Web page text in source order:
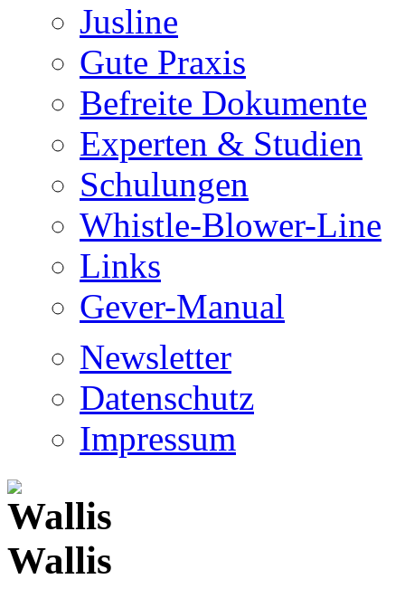
Jusline
Gute Praxis
Befreite Dokumente
Experten & Studien
Schulungen
Whistle-Blower-Line
Links
Gever-Manual
Newsletter
Datenschutz
Impressum
Wallis